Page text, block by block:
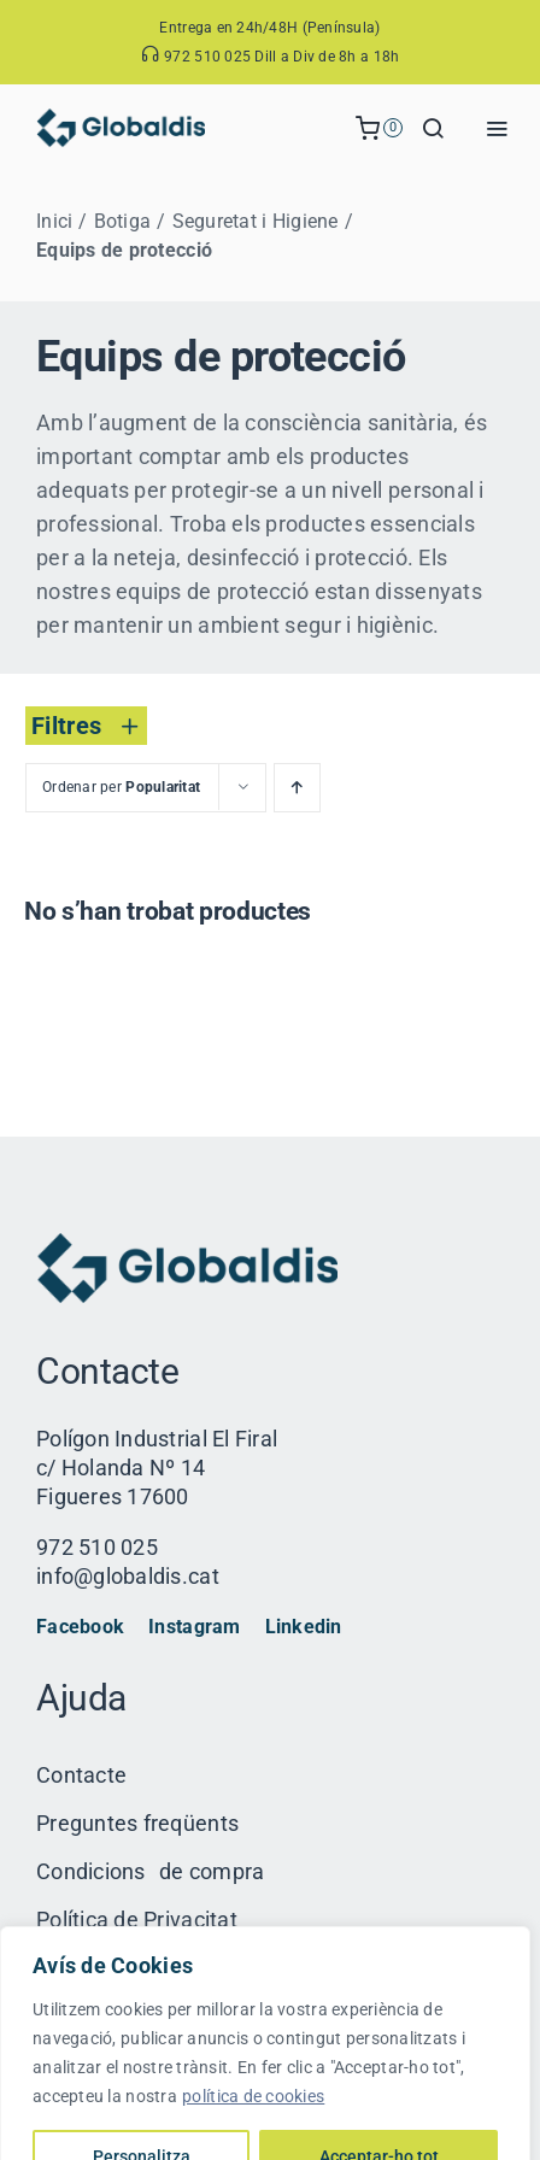
Avís de Cookies
Utilitzem cookies per millorar la vostra experiència de
navegació, publicar anuncis o contingut personalitzats i
analitzar el nostre trànsit. En fer clic a "Acceptar-ho tot",
accepteu la nostra política de cookies
Entrega en 24h/48H (Península)
972 510 025 Dill a Div de 8h a 18h
0
EMPRESA
EL MEU COMPTE
CONTACTE
Inici Botiga
Seguretat i Higiene
Equips de protecció
Equips de protecció
Amb l’augment de la consciència sanitària, és
important comptar amb els productes
adequats per protegir-se a un nivell personal i
professional. Troba els productes essencials
per a la neteja, desinfecció i protecció. Els
nostres equips de protecció estan dissenyats
per mantenir un ambient segur i higiènic.
Filtres
Ordenar per Popularitat
No s’han trobat productes
Contacte
Polígon Industrial El Firal
c/ Holanda Nº 14
Figueres 17600
972 510 025
info@globaldis.cat
Facebook Instagram Linkedin
Ajuda
Contacte
Preguntes freqüents
Condicions de compra
Política de Privacitat
Avís Legal
© 2023 Globaldis Embalatges